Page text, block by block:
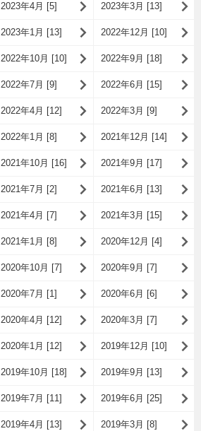
2023年4月 [5] 2023年3月 [13]
2023年1月 [13] 2022年12月 [10]
2022年10月 [10] 2022年9月 [18]
2022年7月 [9] 2022年6月 [15]
2022年4月 [12] 2022年3月 [9]
2022年1月 [8] 2021年12月 [14]
2021年10月 [16] 2021年9月 [17]
2021年7月 [2] 2021年6月 [13]
2021年4月 [7] 2021年3月 [15]
2021年1月 [8] 2020年12月 [4]
2020年10月 [7] 2020年9月 [7]
2020年7月 [1] 2020年6月 [6]
2020年4月 [12] 2020年3月 [7]
2020年1月 [12] 2019年12月 [10]
2019年10月 [18] 2019年9月 [13]
2019年7月 [11] 2019年6月 [25]
2019年4月 [13] 2019年3月 [8]